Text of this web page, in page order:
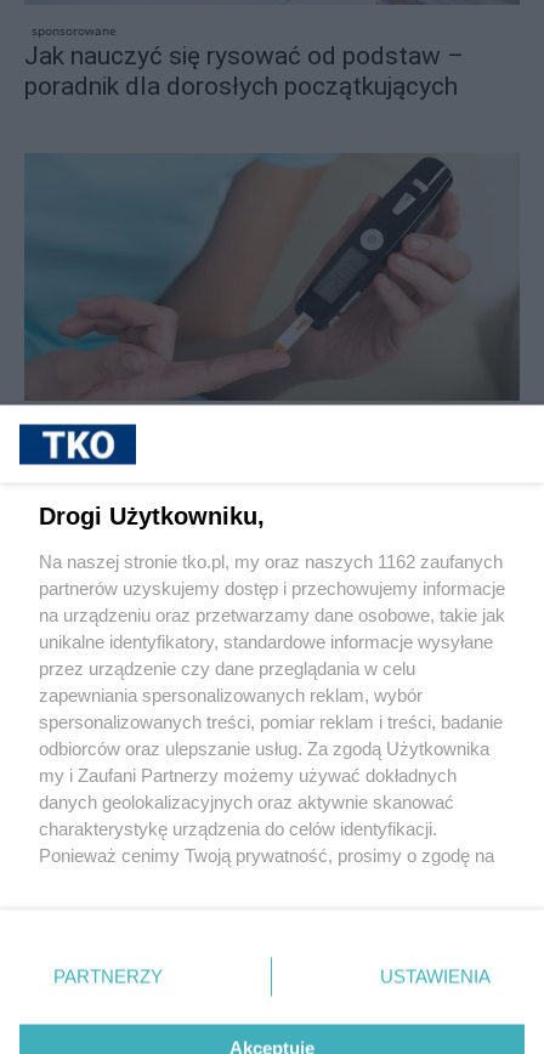
sponsorowane
Jak nauczyć się rysować od podstaw –
poradnik dla dorosłych początkujących
sponsorowane
Cukrzyca – cicha epidemia, która
możliwości leczenia i rosnąca rola
Pokaż więcej
Reklama Tematy Archiwum artykułów
Strona korzysta z plików cookies w celu realizacji usług. Pozostając na niej,
wyrażasz zgodę na ich wykorzystanie. Więcej informacji w polityce
Drogi Użytkowniku,
Na naszej stronie tko.pl, my oraz naszych 1162 zaufanych
partnerów uzyskujemy dostęp i przechowujemy informacje
na urządzeniu oraz przetwarzamy dane osobowe, takie jak
unikalne identyfikatory, standardowe informacje wysyłane
przez urządzenie czy dane przeglądania w celu
zapewniania spersonalizowanych reklam, wybór
spersonalizowanych treści, pomiar reklam i treści, badanie
odbiorców oraz ulepszanie usług. Za zgodą Użytkownika
my i Zaufani Partnerzy możemy używać dokładnych
danych geolokalizacyjnych oraz aktywnie skanować
charakterystykę urządzenia do celów identyfikacji.
Ponieważ cenimy Twoją prywatność, prosimy o zgodę na
znajdujący się w lewym dolnym rogu strony
. Niektóre
rodzaje przetwarzania danych nie wymagają zgody
użytkownika, ale masz prawo sprzeciwić się takiemu
przetwarzaniu. Preferencje będą miały zastosowania tylko
PARTNERZY USTAWIENIA
Akceptuję